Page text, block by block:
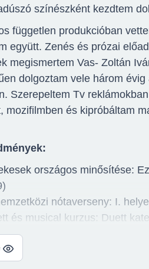
színészként kezdtem
független produkcióban
együtt. Zenés és prózai
megismertem Vas- Zoltán
dolgoztam vele három évig
Szerepeltem Tv
mozifilmben és kipróbáltam
országos minősítése:
nótaverseny: I.
és musical kurzus: Duett
különdíjas (2016)